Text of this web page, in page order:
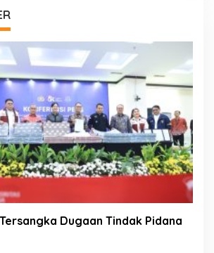
Dugaan Tindak Pidana